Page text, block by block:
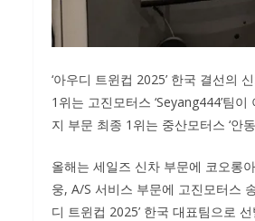
‘아우디 트윈컵 2025’ 한국 결선의
1위는 고진모터스 ‘Seyang444’팀
지 부문 최종 1위는 중산모터스 ‘안
올해는 세일즈 신차 부문에 코오롱
웅, A/S 서비스 부문에 고진모터스
디 트윈컵 2025’ 한국 대표팀으로